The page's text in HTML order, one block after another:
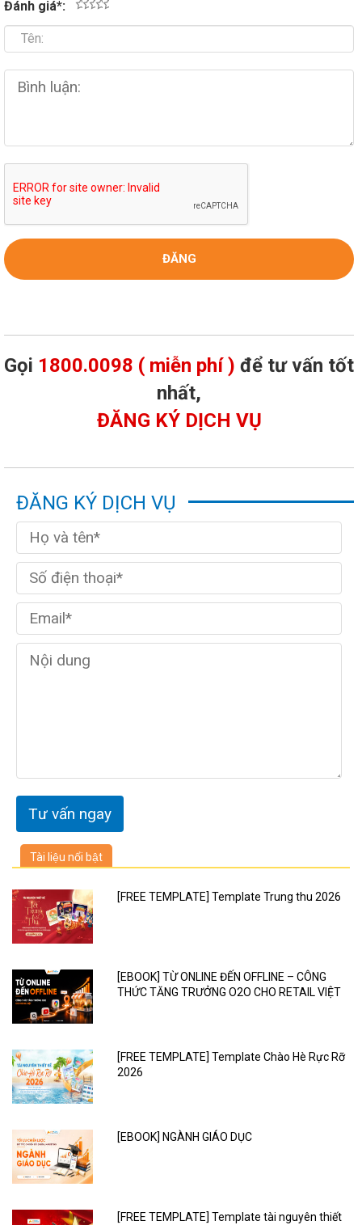
Đánh giá*:
Gọi 1800.0098 ( miễn phí ) để tư vấn tốt
nhất,
ĐĂNG KÝ DỊCH VỤ
ĐĂNG KÝ DỊCH VỤ
Tài liệu nổi bật
[FREE TEMPLATE] Template Trung thu 2026
[EBOOK] TỪ ONLINE ĐẾN OFFLINE – CÔNG
THỨC TĂNG TRƯỞNG O2O CHO RETAIL VIỆT
[FREE TEMPLATE] Template Chào Hè Rực Rỡ
2026
[EBOOK] NGÀNH GIÁO DỤC
[FREE TEMPLATE] Template tài nguyên thiết